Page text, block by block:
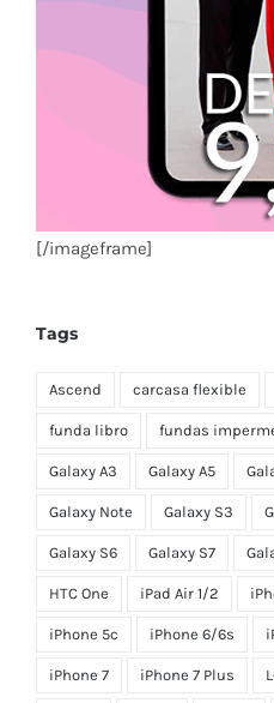
[/imageframe]
Tags
Ascend carcasa flexible
funda libro fundas
Galaxy A3 Galaxy A5
Galaxy Note Galaxy S3
Galaxy S6 Galaxy S7
HTC One iPad Air 1/2
iPhone 5c iPhone 6/6s
iPhone 7 iPhone 7 Plus